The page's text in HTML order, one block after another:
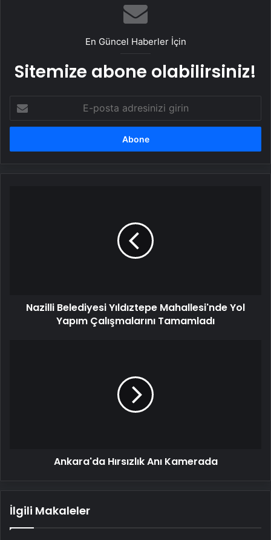
En Güncel Haberler İçin
Sitemize abone olabilirsiniz!
posta
adresinizi
Nazilli Belediyesi Yıldıztepe Mahallesi'nde Yol
Yapım Çalışmalarını Tamamladı
Ankara'da Hırsızlık Anı Kamerada
İlgili Makaleler